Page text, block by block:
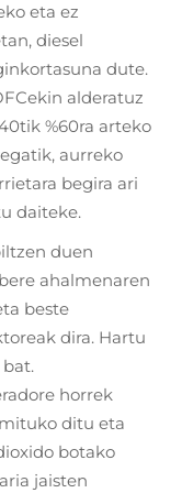
eta ez
diesel
dute.
alderatuz
%60ra arteko
aurreko
begira ari
daiteke.
duen
ahalmenaren
beste
dira. Hartu
horrek
ditu eta
botako
jaisten